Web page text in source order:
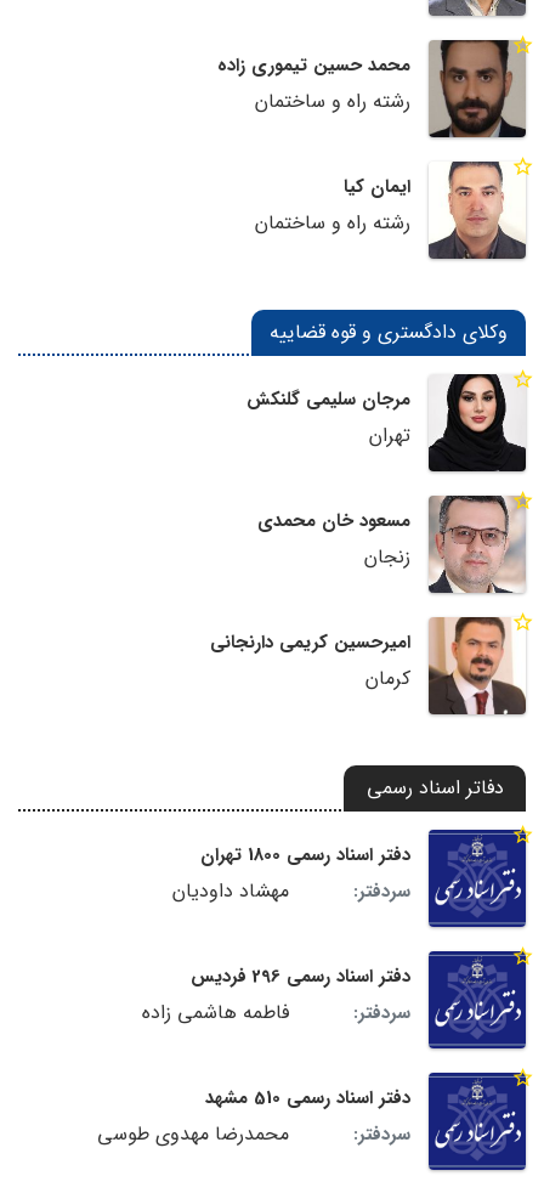
محمد حسین تیموری زاده
رشته راه و ساختمان
ایمان کیا
رشته راه و ساختمان
وکلای دادگستری و قوه قضاییه
مرجان سلیمی گلنکش
تهران
مسعود خان محمدی
زنجان
امیرحسین کریمی دارنجانی
کرمان
دفاتر اسناد رسمی
دفتر اسناد رسمی 1800 تهران
سردفتر:
مهشاد داودیان
دفتر اسناد رسمی 296 فردیس
سردفتر:
فاطمه هاشمی زاده
دفتر اسناد رسمی 510 مشهد
سردفتر:
محمدرضا مهدوی طوسی